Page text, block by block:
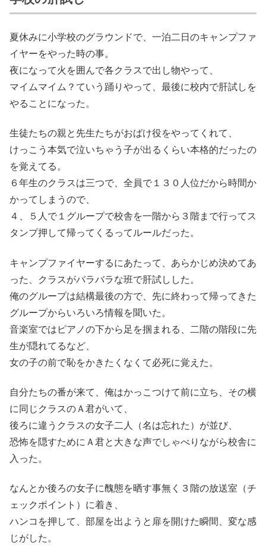
夏休みに小学校のグラウンドで、一泊二日のキャンプファ
イヤーをやった時の事。
夜になって火を囲んで各クラスで出し物やって、
マイムマイム？ていう踊りやって、最後に校内で肝試しを
やることになった。
生徒たちの親と先生たちがおばけ役をやってくれて、
けっこう本気で泣いちゃう子が出るくらい本格的だったの
を覚えてる。
６年生のクラスは三つで、全員で１３０人位だから時間か
かってしまうので、
４、５人で１グループで校舎を一階から３階まで行ってス
タンプ押して帰ってくるってルールだった。
キャンプファイヤーするにあたって、あらかじめ決めてあ
った、クラスがバラバラな班で肝試しした。
俺のグループは結構最後の方で、先に終わって帰ってきた
グループからいろいろ情報を聞いた。
音楽室ではピアノの下から足を掴まれる、二階の階段に先
生が隠れてるなど、
女の子の前で恥をかきたくなくて必死に覚えた。
自分たちの番が来て、俺はかっこつけて前に立ち、その横
に同じクラスのＡ君がいて、
後ろに違うクラスの女子二人（名は忘れた）が並び、
恐怖を隠すためにＡ君と大きな声でしゃべりながら校舎に
入った。
なんとか後ろの女子に醜態を晒す事無く３階の放送室（チ
ェックポイント）に着き、
ハンコを押して、部屋を出ようと扉を開けた瞬間、変な感
じがした。